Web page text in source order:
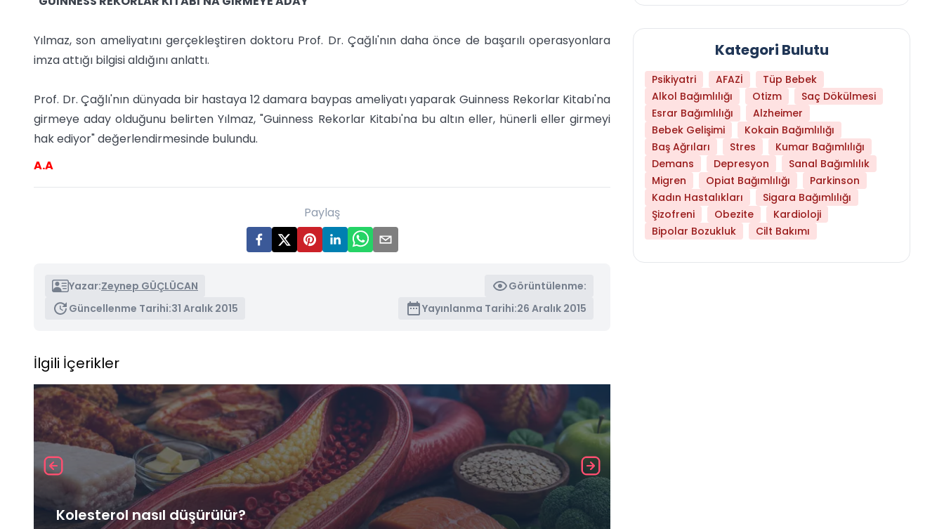
Yılmaz, son ameliyatını gerçekleştiren doktoru Prof. Dr. Çağlı'nın daha önce de başarılı operasyonlara
imza attığı bilgisi aldığını anlattı.
Prof. Dr. Çağlı'nın dünyada bir hastaya 12 damara baypas ameliyatı yaparak Guinness Rekorlar Kitabı'na
girmeye aday olduğunu belirten Yılmaz, "Guinness Rekorlar Kitabı'na bu altın eller, hünerli eller girmeyi
hak ediyor" değerlendirmesinde bulundu.
A.A
Paylaş
Yazar:Zeynep GÜÇLÜCAN
Görüntülenme:
Güncellenme Tarihi:31 Aralık 2015 Yayınlanma Tarihi:26 Aralık 2015
İlgili İçerikler
Kolesterol nasıl düşürülür?
Kategori Bulutu
Psikiyatri AFAZİ
Tüp Bebek
Alkol Bağımlılığı
Otizm
Saç Dökülmesi
Esrar Bağımlılığı
Alzheimer
Bebek Gelişimi
Kokain Bağımlılığı
Baş Ağrıları
Stres
Kumar Bağımlılığı
Demans
Depresyon
Sanal Bağımlılık
Migren
Opiat Bağımlılığı
Parkinson
Kadın Hastalıkları
Sigara Bağımlılığı
Şizofreni
Obezite
Kardioloji
Bipolar Bozukluk
Cilt Bakımı